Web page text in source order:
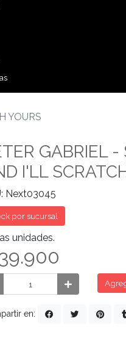
YOURS
GABRIEL
I'LL
Next03045
por sucursal
unidades.
en: